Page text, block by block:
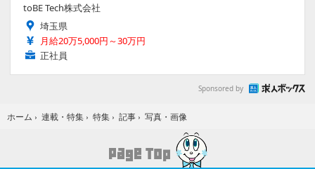
toBE Tech株式会社
埼玉県
月給20万5,000円～30万円
正社員
Sponsored by
ホーム › 連載・特集 › 特集 › 記事 › 写真・画像